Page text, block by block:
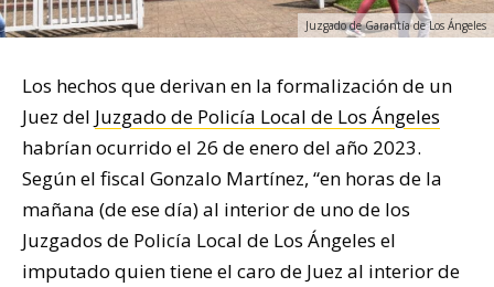
Juzgado de Garantía de Los Ángeles
Los hechos que derivan en la formalización de un
Juez del Juzgado de Policía Local de Los Ángeles
habrían ocurrido el 26 de enero del año 2023.
Según el fiscal Gonzalo Martínez, “en horas de la
mañana (de ese día) al interior de uno de los
Juzgados de Policía Local de Los Ángeles el
imputado quien tiene el caro de Juez al interior de